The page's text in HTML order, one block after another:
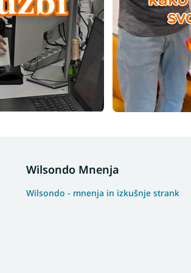
Wilsondo Mnenja
Wilsondo - mnenja in izkušnje strank